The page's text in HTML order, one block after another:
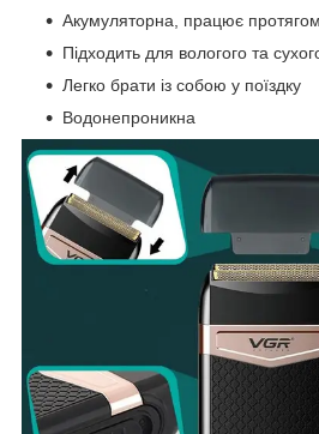
Акумуляторна, працює
Підходить для вологого та
Легко брати із собою у поїздку
Водонепроникна